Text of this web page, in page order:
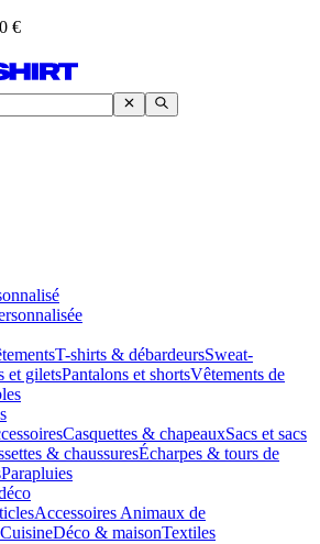
€
T-shirts & débardeursSweat-
et giletsPantalons et shortsVêtements de
Casquettes & chapeauxSacs et sacs
& chaussuresÉcharpes & tours de
Parapluies
Accessoires Animaux de
CuisineDéco & maisonTextiles